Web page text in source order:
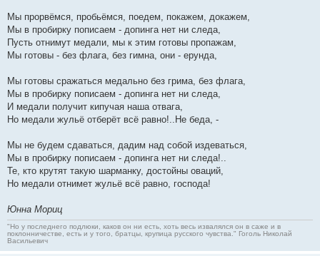
Мы прорвёмся, пробьёмся, поедем, покажем, докажем,
Мы в пробирку пописаем - допинга нет ни следа,
Пусть отнимут медали, мы к этим готовы пропажам,
Мы готовы - без флага, без гимна, они - ерунда,
Мы готовы сражаться медально без грима, без флага,
Мы в пробирку пописаем - допинга нет ни следа,
И медали получит кипучая наша отвага,
Но медали жульё отберёт всё равно!..Не беда, -
Мы не будем сдаваться, дадим над собой издеваться,
Мы в пробирку пописаем - допинга нет ни следа!..
Те, кто крутят такую шарманку, достойны оваций,
Но медали отнимет жульё всё равно, господа!
Юнна Мориц
"Но у последнего подлюки, каков он ни есть, хоть весь извалялся он в саже и в
поклонничестве, есть и у того, братцы, крупица русского чувства." Гоголь Николай
Васильевич